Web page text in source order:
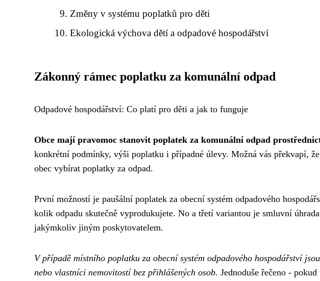
Změny v systému poplatků pro děti
Ekologická výchova dětí a odpadové hospodářství
Zákonný rámec poplatku za komunální odpad
Odpadové hospodářství: Co platí pro děti a jak to funguje
Obce mají pravomoc stanovit poplatek za komunální odpad
konkrétní podmínky, výši poplatku i případné úlevy. Možná vás překvapí,
obec vybírat poplatky za odpad.
První možností je paušální poplatek za obecní systém odpadového
kolik odpadu skutečně vyprodukujete. No a třetí variantou je smluvní
jakýmkoliv jiným poskytovatelem.
V případě místního poplatku za obecní systém odpadového hospodářství
nebo vlastníci nemovitostí bez přihlášených osob. Jednoduše řečeno -